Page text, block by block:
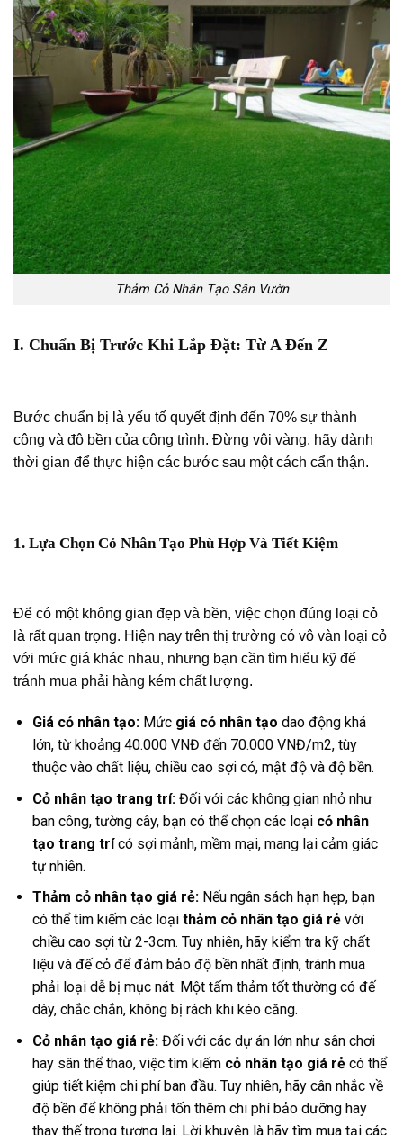
Thảm Cỏ Nhân Tạo Sân Vườn
I. Chuẩn Bị Trước Khi Lắp Đặt: Từ A Đến Z
Bước chuẩn bị là yếu tố quyết định đến 70% sự thành
công và độ bền của công trình. Đừng vội vàng, hãy dành
thời gian để thực hiện các bước sau một cách cẩn thận.
1. Lựa Chọn Cỏ Nhân Tạo Phù Hợp Và Tiết Kiệm
Để có một không gian đẹp và bền, việc chọn đúng loại cỏ
là rất quan trọng. Hiện nay trên thị trường có vô vàn loại cỏ
với mức giá khác nhau, nhưng bạn cần tìm hiểu kỹ để
tránh mua phải hàng kém chất lượng.
Giá cỏ nhân tạo:Mức giá cỏ nhân tạo dao động khá
lớn, từ khoảng 40.000 VNĐ đến 70.000 VNĐ/m2, tùy
thuộc vào chất liệu, chiều cao sợi cỏ, mật độ và độ bền.
Cỏ nhân tạo trang trí:Đối với các không gian nhỏ như
ban công, tường cây, bạn có thể chọn các loại cỏ nhân
tạo trang trícó sợi mảnh, mềm mại, mang lại cảm giác
tự nhiên.
Thảm cỏ nhân tạo giá rẻ:Nếu ngân sách hạn hẹp, bạn
có thể tìm kiếm các loại thảm cỏ nhân tạo giá rẻvới
chiều cao sợi từ 2-3cm. Tuy nhiên, hãy kiểm tra kỹ chất
liệu và đế cỏ để đảm bảo độ bền nhất định, tránh mua
phải loại dễ bị mục nát. Một tấm thảm tốt thường có đế
dày, chắc chắn, không bị rách khi kéo căng.
Cỏ nhân tạo giá rẻ:Đối với các dự án lớn như sân chơi
hay sân thể thao, việc tìm kiếm cỏ nhân tạo giá rẻcó thể
giúp tiết kiệm chi phí ban đầu. Tuy nhiên, hãy cân nhắc về
độ bền để không phải tốn thêm chi phí bảo dưỡng hay
thay thế trong tương lai. Lời khuyên là hãy tìm mua tại các